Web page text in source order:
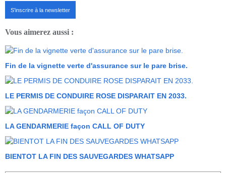
S'inscrire à la newsletter
Vous aimerez aussi :
Fin de la vignette verte d'assurance sur le pare brise.
LE PERMIS DE CONDUIRE ROSE DISPARAIT EN 2033.
LA GENDARMERIE façon CALL OF DUTY
BIENTOT LA FIN DES SAUVEGARDES WHATSAPP